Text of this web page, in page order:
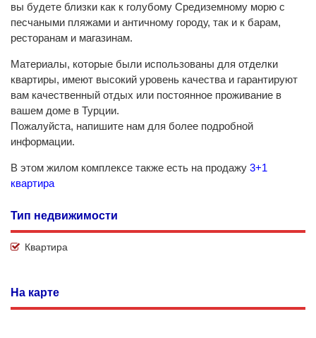
вы будете близки как к голубому Средиземному морю с
песчаными пляжами и античному городу, так и к барам,
ресторанам и магазинам.
Материалы, которые были использованы для отделки
квартиры, имеют высокий уровень качества и гарантируют
вам качественный отдых или постоянное проживание в
вашем доме в Турции.
Пожалуйста, напишите нам для более подробной
информации.
В этом жилом комплексе также есть на продажу 3+1
квартира
Тип недвижимости
Квартира
На карте